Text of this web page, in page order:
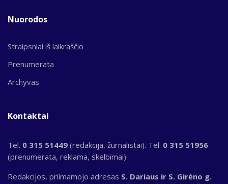
Nuorodos
Straipsniai iš laikraščio
Prenumerata
Archyvas
Kontaktai
Tel. 0 315 51449 (redakcija, žurnalistai). Tel. 0 315 51956
(prenumerata, reklama, skelbimai)
Redakcijos, priimamojo adresas S. Dariaus ir S. Girėno g.